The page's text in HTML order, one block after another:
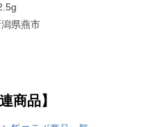
県燕市
商品】